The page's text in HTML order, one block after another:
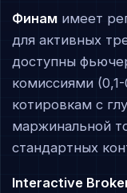
Финам имеет
для активных
доступны
комиссиями
котировкам с
маржинальной
стандартных
Interactive